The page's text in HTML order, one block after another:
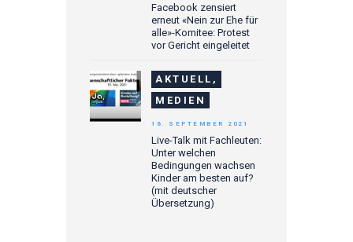
Facebook zensiert
erneut «Nein zur Ehe für
alle»-Komitee: Protest
vor Gericht eingeleitet
AKTUELL,
MEDIEN
Live-Talk mit Fachleuten:
Unter welchen
Bedingungen wachsen
Kinder am besten auf?
(mit deutscher
Übersetzung)
16. SEPTEMBER 2021